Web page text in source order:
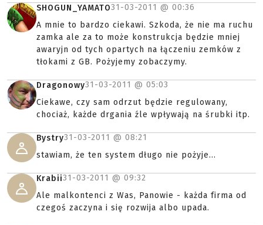
SHOGUN_YAMATO31-03-2011 @ 00:36
A mnie to bardzo ciekawi. Szkoda, że nie ma ruchu
zamka ale za to może konstrukcja będzie mniej
awaryjn od tych opartych na łączeniu zemków z
tłokami z GB. Pożyjemy zobaczymy.
Dragonowy31-03-2011 @ 05:03
Ciekawe, czy sam odrzut będzie regulowany,
chociaż, każde drgania źle wpływają na śrubki itp.
Bystry31-03-2011 @ 08:21
stawiam, że ten system długo nie pożyje...
Krabii31-03-2011 @ 09:32
Ale malkontenci z Was, Panowie - każda firma od
czegoś zaczyna i się rozwija albo upada.